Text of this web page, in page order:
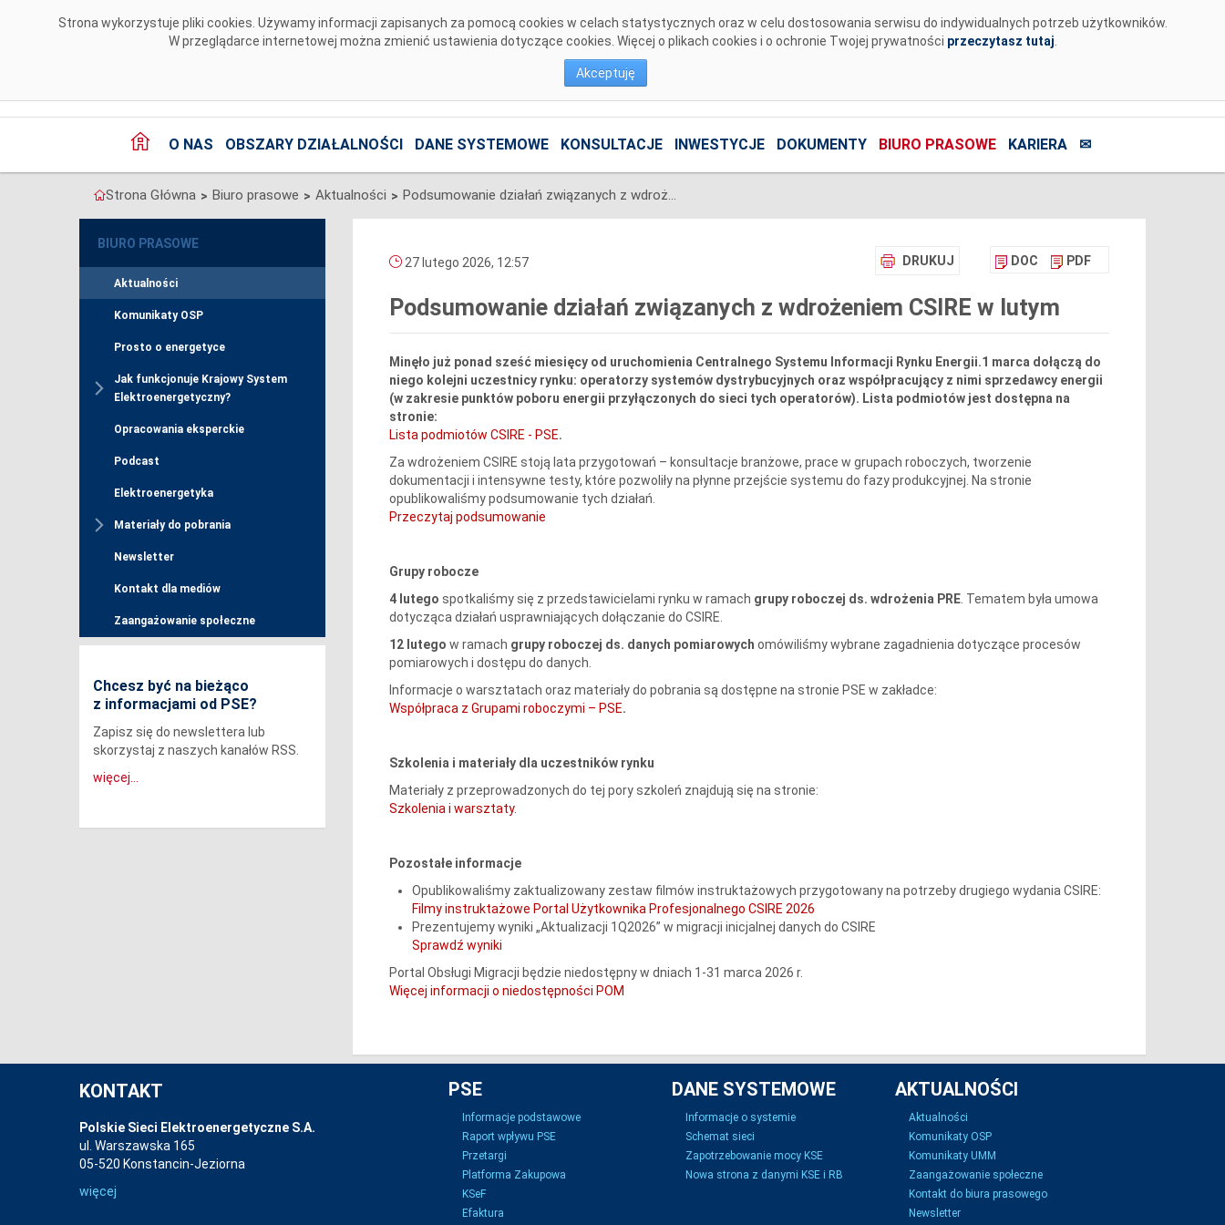
Strona wykorzystuje pliki cookies. Używamy informacji zapisanych za pomocą cookies w celach statystycznych oraz w celu dostosowania serwisu do indywidualnych potrzeb użytkowników.
W przeglądarce internetowej można zmienić ustawienia dotyczące cookies. Więcej o plikach cookies i o ochronie Twojej prywatności przeczytasz tutaj
Akceptuję
O NAS OBSZARY DZIAŁALNOŚCI DANE SYSTEMOWE KONSULTACJE INWESTYCJE DOKUMENTY BIURO PRASOWE KARIERA ✉
Strona Główna > Biuro prasowe > Aktualności > Podsumowanie działań związanych z wdrożeniem CSIRE w lutym
BIURO PRASOWE
Aktualności
Komunikaty OSP
Prosto o energetyce
Jak funkcjonuje Krajowy System
Elektroenergetyczny?
Opracowania eksperckie
Podcast
Elektroenergetyka
Materiały do pobrania
Newsletter
Kontakt dla mediów
Zaangażowanie społeczne
Chcesz być na bieżąco
z informacjami od PSE?
Zapisz się do newslettera lub
skorzystaj z naszych kanałów RSS.
więcej...
DRUKUJ DOC PDF
27 lutego 2026, 12:57
Podsumowanie działań związanych z wdrożeniem CSIRE w lutym
Minęło już ponad sześć miesięcy od uruchomienia Centralnego Systemu Informacji Rynku Energii.1 marca dołączą do
niego kolejni uczestnicy rynku: operatorzy systemów dystrybucyjnych oraz współpracujący z nimi sprzedawcy energii
(w zakresie punktów poboru energii przyłączonych do sieci tych operatorów). Lista podmiotów jest dostępna na
stronie:
Lista podmiotów CSIRE - PSE.
Za wdrożeniem CSIRE stoją lata przygotowań – konsultacje branżowe, prace w grupach roboczych, tworzenie
dokumentacji i intensywne testy, które pozwoliły na płynne przejście systemu do fazy produkcyjnej. Na stronie
opublikowaliśmy podsumowanie tych działań.
Przeczytaj podsumowanie
Grupy robocze
4 lutego spotkaliśmy się z przedstawicielami rynku w ramach grupy roboczej ds. wdrożenia PRE. Tematem była umowa
dotycząca działań usprawniających dołączanie do CSIRE.
12 lutego w ramach grupy roboczej ds. danych pomiarowych omówiliśmy wybrane zagadnienia dotyczące procesów
pomiarowych i dostępu do danych.
Informacje o warsztatach oraz materiały do pobrania są dostępne na stronie PSE w zakładce:
Współpraca z Grupami roboczymi – PSE.
Szkolenia i materiały dla uczestników rynku
Materiały z przeprowadzonych do tej pory szkoleń znajdują się na stronie:
Szkolenia i warsztaty.
Pozostałe informacje
Opublikowaliśmy zaktualizowany zestaw filmów instruktażowych przygotowany na potrzeby drugiego wydania CSIRE:
Filmy instruktażowe Portal Użytkownika Profesjonalnego CSIRE 2026
Prezentujemy wyniki „Aktualizacji 1Q2026” w migracji inicjalnej danych do CSIRE
Sprawdź wyniki
Portal Obsługi Migracji będzie niedostępny w dniach 1-31 marca 2026 r.
Więcej informacji o niedostępności POM
KONTAKT
Polskie Sieci Elektroenergetyczne S.A.
ul. Warszawska 165
05-520 Konstancin-Jeziorna
więcej
PSE
Informacje podstawowe
Raport wpływu PSE
Przetargi
Platforma Zakupowa
KSeF
Efaktura
DANE SYSTEMOWE
Informacje o systemie
Schemat sieci
Zapotrzebowanie mocy KSE
Nowa strona z danymi KSE i RB
AKTUALNOŚCI
Aktualności
Komunikaty OSP
Komunikaty UMM
Zaangażowanie społeczne
Kontakt do biura prasowego
Newsletter